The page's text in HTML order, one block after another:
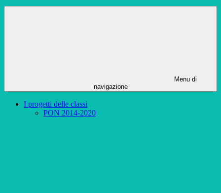
Menu di
navigazione
I progetti delle classi
PON 2014-2020